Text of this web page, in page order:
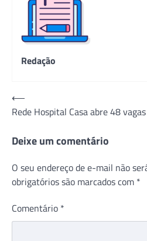
Redação
Navegação
de
Post
⟵
Rede Hospital Casa abre 48
Deixe um comentário
O seu endereço de e-mail não
obrigatórios são marcados com *
Comentário *